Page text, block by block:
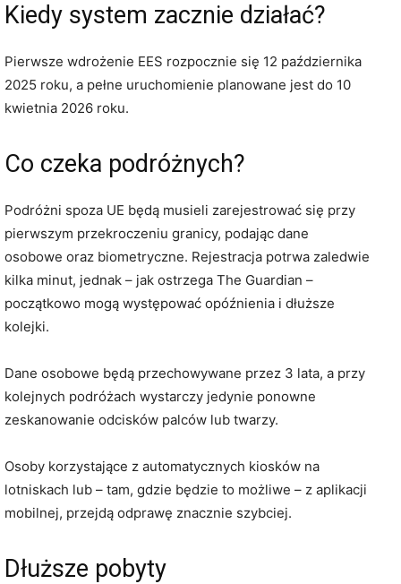
Kiedy system zacznie działać?
Pierwsze wdrożenie EES rozpocznie się 12 października
2025 roku, a pełne uruchomienie planowane jest do 10
kwietnia 2026 roku.
Co czeka podróżnych?
Podróżni spoza UE będą musieli zarejestrować się przy
pierwszym przekroczeniu granicy, podając dane
osobowe oraz biometryczne. Rejestracja potrwa zaledwie
kilka minut, jednak – jak ostrzega The Guardian –
początkowo mogą występować opóźnienia i dłuższe
kolejki.
Dane osobowe będą przechowywane przez 3 lata, a przy
kolejnych podróżach wystarczy jedynie ponowne
zeskanowanie odcisków palców lub twarzy.
Osoby korzystające z automatycznych kiosków na
lotniskach lub – tam, gdzie będzie to możliwe – z aplikacji
mobilnej, przejdą odprawę znacznie szybciej.
Dłuższe pobyty